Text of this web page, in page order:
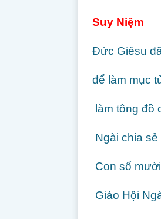
Suy Niệm
Đức Giêsu
để làm mục
làm tông đồ
Ngài chia
Con số
Giáo Hội